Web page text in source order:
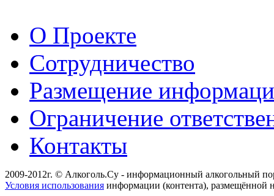
О Проекте
Сотрудничество
Размещение
Ограничение
Контакты
2009-2012г. © Алкоголь.Су - информационный алкогольный
Условия использования информации (контента), размещённой